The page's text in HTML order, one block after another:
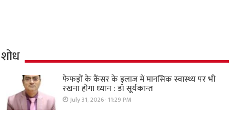
शोध
फेफड़ों के कैंसर के इलाज में मानसिक स्वास्थ्य पर भी
रखना होगा ध्यान : डॉ सूर्यकान्त
July 31, 2026- 11:29 PM